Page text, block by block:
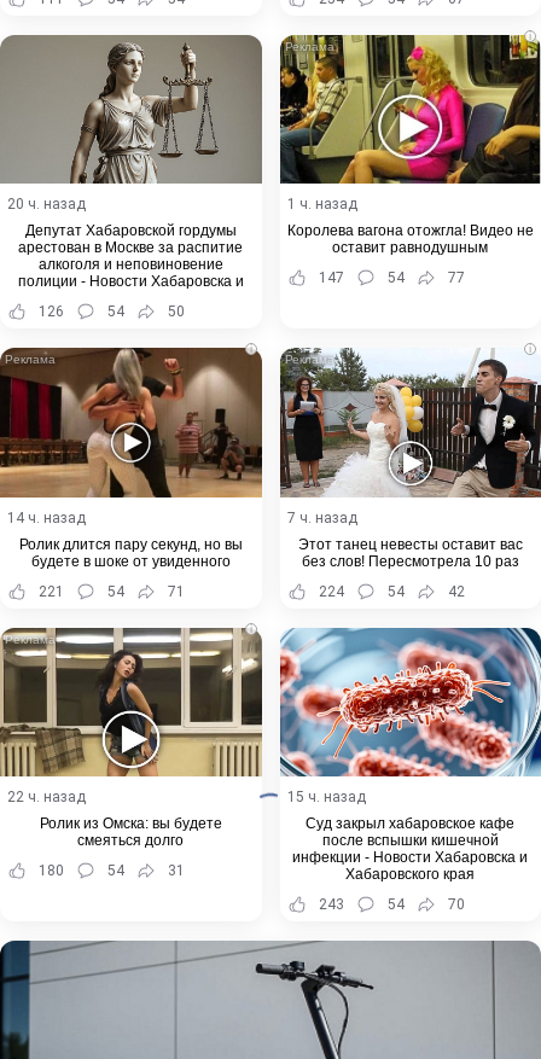
20 ч. назад
Депутат Хабаровской гордумы
арестован в Москве за распитие
алкоголя и неповиновение
полиции - Новости Хабаровска и
126 54 50
i
1 ч. назад
Королева вагона отожгла! Видео не
оставит равнодушным
147
54 77
i
14 ч. назад
Ролик длится пару секунд, но вы
будете в шоке от увиденного
221
54 71
i
7 ч. назад
Этот танец невесты оставит вас
без слов! Пересмотрела 10 раз
224
54 42
i
22 ч. назад
Ролик из Омска: вы будете
смеяться долго
180
54 31
15 ч. назад
Суд закрыл хабаровское кафе
после вспышки кишечной
инфекции - Новости Хабаровска и
Хабаровского края
243
54 70